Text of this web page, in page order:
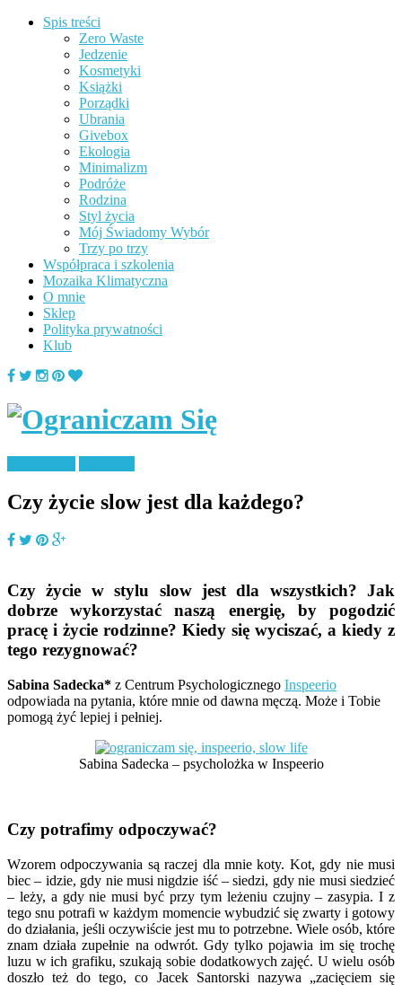
Spis treści
Zero Waste
Jedzenie
Kosmetyki
Książki
Porządki
Ubrania
Givebox
Ekologia
Minimalizm
Podróże
Rodzina
Styl życia
Mój Świadomy Wybór
Trzy po trzy
Współpraca i szkolenia
Mozaika Klimatyczna
O mnie
Sklep
Polityka prywatności
Klub
Czy życie slow jest dla każdego?
Czy życie w stylu slow jest dla wszystkich? Jak
dobrze wykorzystać naszą energię, by pogodzić
pracę i życie rodzinne? Kiedy się wyciszać, a kiedy z
tego rezygnować?
Sabina Sadecka* z Centrum Psychologicznego Inspeerio
odpowiada na pytania, które mnie od dawna męczą. Może i Tobie
pomogą żyć lepiej i pełniej.
Sabina Sadecka – psycholożka w Inspeerio
Czy potrafimy odpoczywać?
Wzorem odpoczywania są raczej dla mnie koty. Kot, gdy nie musi
biec – idzie, gdy nie musi nigdzie iść – siedzi, gdy nie musi siedzieć
– leży, a gdy nie musi być przy tym leżeniu czujny – zasypia. I z
tego snu potrafi w każdym momencie wybudzić się zwarty i gotowy
do działania, jeśli oczywiście jest mu to potrzebne. Wiele osób, które
znam działa zupełnie na odwrót. Gdy tylko pojawia im się trochę
luzu w ich grafiku, szukają sobie dodatkowych zajęć. U wielu osób
doszło też do tego, co Jacek Santorski nazywa „zacięciem się